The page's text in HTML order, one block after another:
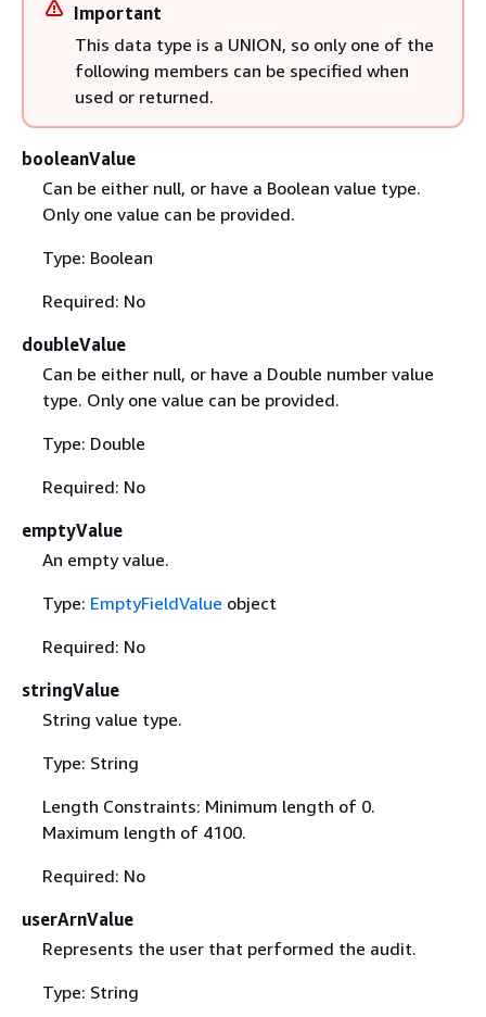
Important
This data type is a UNION, so only one of the
following members can be specified when
used or returned.
booleanValue
Can be either null, or have a Boolean value type.
Only one value can be provided.
Type: Boolean
Required: No
doubleValue
Can be either null, or have a Double number value
type. Only one value can be provided.
Type: Double
Required: No
emptyValue
An empty value.
Type: EmptyFieldValue object
Required: No
stringValue
String value type.
Type: String
Length Constraints: Minimum length of 0.
Maximum length of 4100.
Required: No
userArnValue
Represents the user that performed the audit.
Type: String